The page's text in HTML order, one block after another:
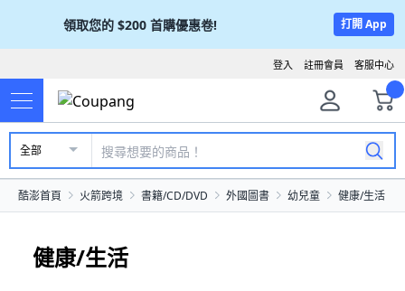
領取您的 $200 首購優惠卷! 打開 App
客服中心
註冊會員
登入
全部
酷澎首頁 火箭跨境 書籍/CD/DVD 外國圖書 幼兒童 健康/生活
健康/生活